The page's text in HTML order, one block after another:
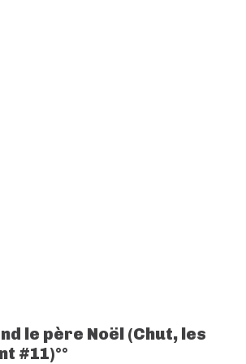
le père Noël (Chut, les
#11)°°